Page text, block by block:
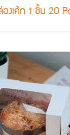
งเค้ก 1 ชิ้น 20